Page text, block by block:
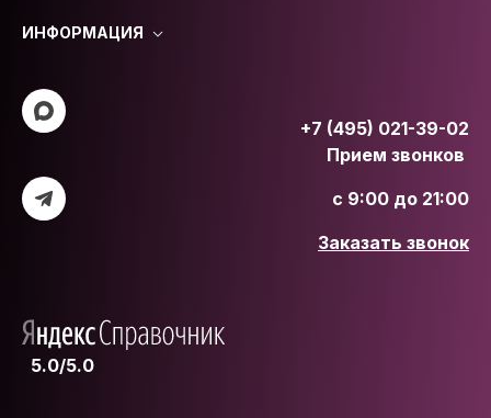
ИНФОРМАЦИЯ
+7 (495) 021-39-02
Прием звонков
с 9:00 до 21:00
Заказать звонок
5.0/5.0